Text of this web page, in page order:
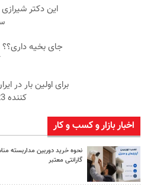
این دکتر شیرازی
کننده 23 روزه ساخت!
اخبار بازار و کسب و کار
نحوه خرید دوربین مداربسته
گارانتی معتبر